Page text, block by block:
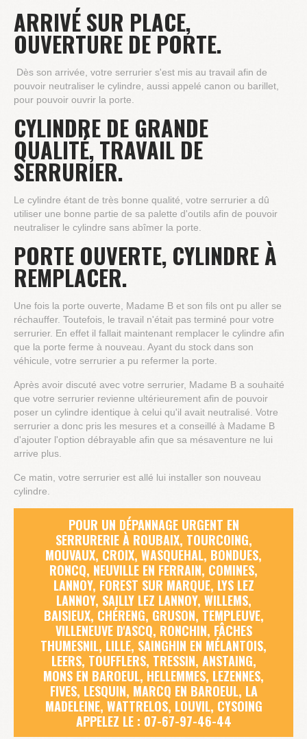
ARRIVÉ SUR PLACE,
OUVERTURE DE PORTE.
Dès son arrivée, votre serrurier s'est mis au travail afin de
pouvoir neutraliser le cylindre, aussi appelé canon ou barillet,
pour pouvoir ouvrir la porte.
CYLINDRE DE GRANDE
QUALITÉ, TRAVAIL DE
SERRURIER.
Le cylindre étant de très bonne qualité, votre serrurier a dû
utiliser une bonne partie de sa palette d'outils afin de pouvoir
neutraliser le cylindre sans abîmer la porte.
PORTE OUVERTE, CYLINDRE À
REMPLACER.
Une fois la porte ouverte, Madame B et son fils ont pu aller se
réchauffer. Toutefois, le travail n'était pas terminé pour votre
serrurier. En effet il fallait maintenant remplacer le cylindre afin
que la porte ferme à nouveau. Ayant du stock dans son
véhicule, votre serrurier a pu refermer la porte.
Après avoir discuté avec votre serrurier, Madame B a souhaité
que votre serrurier revienne ultérieurement afin de pouvoir
poser un cylindre identique à celui qu'il avait neutralisé. Votre
serrurier a donc pris les mesures et a conseillé à Madame B
d'ajouter l'option débrayable afin que sa mésaventure ne lui
arrive plus.
Ce matin, votre serrurier est allé lui installer son nouveau
cylindre.
POUR UN DÉPANNAGE URGENT EN
SERRURERIE À ROUBAIX, TOURCOING,
MOUVAUX, CROIX, WASQUEHAL, BONDUES,
RONCQ, NEUVILLE EN FERRAIN, COMINES,
LANNOY, FOREST SUR MARQUE, LYS LEZ
LANNOY, SAILLY LEZ LANNOY, WILLEMS,
BAISIEUX, CHÉRENG, GRUSON, TEMPLEUVE,
VILLENEUVE D'ASCQ, RONCHIN, FÂCHES
THUMESNIL, LILLE, SAINGHIN EN MÉLANTOIS,
LEERS, TOUFFLERS, TRESSIN, ANSTAING,
MONS EN BAROEUL, HELLEMMES, LEZENNES,
FIVES, LESQUIN, MARCQ EN BAROEUL, LA
MADELEINE, WATTRELOS, LOUVIL, CYSOING
APPELEZ LE : 07-67-97-46-44